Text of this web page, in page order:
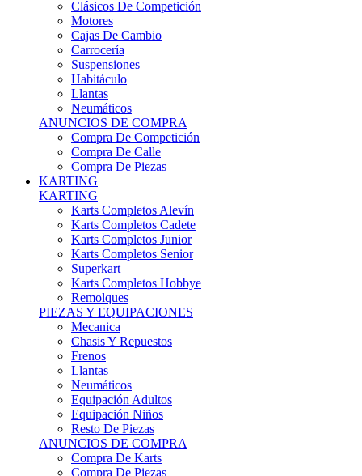
Clásicos De Competición
Motores
Cajas De Cambio
Carrocería
Suspensiones
Habitáculo
Llantas
Neumáticos
ANUNCIOS DE COMPRA
Compra De Competición
Compra De Calle
Compra De Piezas
KARTING
KARTING
Karts Completos Alevín
Karts Completos Cadete
Karts Completos Junior
Karts Completos Senior
Superkart
Karts Completos Hobbye
Remolques
PIEZAS Y EQUIPACIONES
Mecanica
Chasis Y Repuestos
Frenos
Llantas
Neumáticos
Equipación Adultos
Equipación Niños
Resto De Piezas
ANUNCIOS DE COMPRA
Compra De Karts
Compra De Piezas